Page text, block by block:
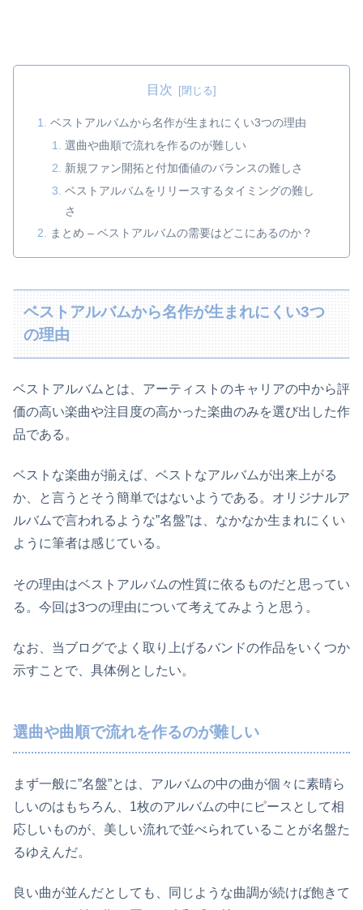
目次
ベストアルバムから名作が生まれにくい3つの理由
選曲や曲順で流れを作るのが難しい
新規ファン開拓と付加価値のバランスの難しさ
ベストアルバムをリリースするタイミングの難し
さ
まとめ – ベストアルバムの需要はどこにあるのか？
ベストアルバムから名作が生まれにくい3つ
の理由
ベストアルバムとは、アーティストのキャリアの中から評
価の高い楽曲や注目度の高かった楽曲のみを選び出した作
品である。
ベストな楽曲が揃えば、ベストなアルバムが出来上がる
か、と言うとそう簡単ではないようである。オリジナルア
ルバムで言われるような”名盤”は、なかなか生まれにくい
ように筆者は感じている。
その理由はベストアルバムの性質に依るものだと思ってい
る。今回は3つの理由について考えてみようと思う。
なお、当ブログでよく取り上げるバンドの作品をいくつか
示すことで、具体例としたい。
選曲や曲順で流れを作るのが難しい
まず一般に”名盤”とは、アルバムの中の曲が個々に素晴ら
しいのはもちろん、1枚のアルバムの中にピースとして相
応しいものが、美しい流れで並べられていることが名盤た
るゆえんだ。
良い曲が並んだとしても、同じような曲調が続けば飽きて